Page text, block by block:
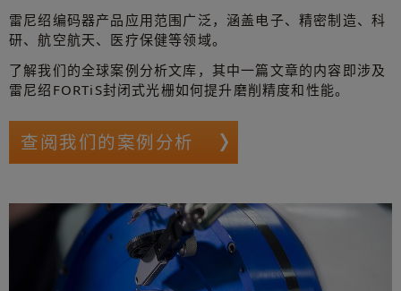
雷尼绍编码器产品应用范围广泛，涵盖电子、精密制造、科
研、航空航天、医疗保健等领域。
了解我们的全球案例分析文库，其中一篇文章的内容即涉及
雷尼绍FORTiS封闭式光栅如何提升磨削精度和性能。
查阅我们的案例分析